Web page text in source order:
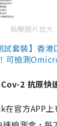
點擊圖片放大
試套裝】香
可檢測
2 抗原快
在官方APP